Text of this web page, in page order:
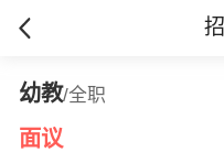
幼教/全职
面议